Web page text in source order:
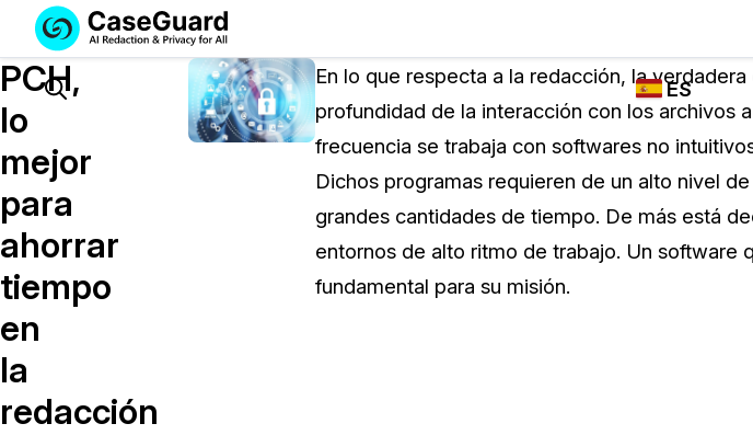
Servicios
SUSCRÍBASE
A
CASEGUARD
STUDIO
Soluciones
FUNCIONES DE
TRANSCRIPCIÓN
Y TRADUCCIÓN
DE CASEGUARD
Redacción de vídeos
de notas y más con un solo clic
Search
ES
PCH,
lo
mejor
para
ahorrar
tiempo
en
la
redacción
En lo que respecta a la redacción, la
profundidad de la interacción con los archivos
frecuencia se trabaja con softwares no
Dichos programas requieren de un alto nivel
grandes cantidades de tiempo. De más está
entornos de alto ritmo de trabajo. Un software
fundamental para su misión.